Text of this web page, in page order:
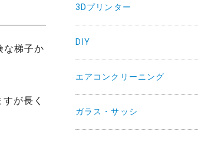
な梯子か
が長く
3Dプリンター
DIY
エアコンクリーニング
ガラス・サッシ